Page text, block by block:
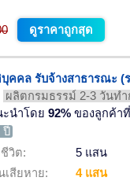
ดูราคาถูกสุด
คคล รับจ้างสาธารณะ
ผลิตกรมธรรม์ 2-3 วันทำ
นำโดย 92% ของลูกค้า
ปี
วิต:
5 แสน
สียหาย:
4 แสน